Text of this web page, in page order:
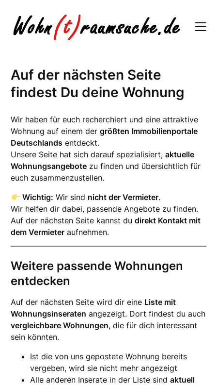
content
Auf der nächsten Seite
findest Du deine Wohnung
Wir haben für euch recherchiert und eine attraktive
Wohnung auf einem dergrößten Immobilienportale
Deutschlands entdeckt.
Unsere Seite hat sich darauf spezialisiert,aktuelle
Wohnungsangebote zu finden und übersichtlich für
euch zusammenzustellen.
Wichtig: Wir sind nicht der Vermieter.
Wir helfen dir dabei, passende Angebote zu finden.
Auf der nächsten Seite kannst dudirekt Kontakt mit
dem Vermieter aufnehmen.
Weitere passende Wohnungen
entdecken
Auf der nächsten Seite wird dir eine Liste mit
Wohnungsinseraten angezeigt. Dort findest du auch
vergleichbare Wohnungen, die für dich interessant
sein könnten.
Ist die von uns gepostete Wohnung bereits
vergeben, wird sie nicht mehr angezeigt
Alle anderen Inserate in der Liste sindaktuell